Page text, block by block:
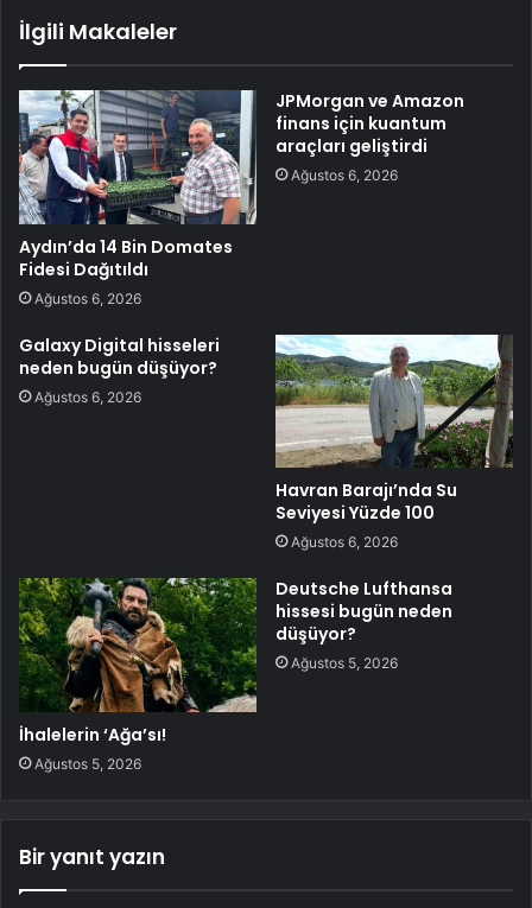
İlgili Makaleler
Aydın’da 14 Bin Domates
Fidesi Dağıtıldı
Ağustos 6, 2026
JPMorgan ve Amazon
finans için kuantum
araçları geliştirdi
Ağustos 6, 2026
Galaxy Digital hisseleri
neden bugün düşüyor?
Ağustos 6, 2026
Havran Barajı’nda Su
Seviyesi Yüzde 100
Ağustos 6, 2026
İhalelerin ‘Ağa’sı!
Ağustos 5, 2026
Deutsche Lufthansa
hissesi bugün neden
düşüyor?
Ağustos 5, 2026
Bir yanıt yazın